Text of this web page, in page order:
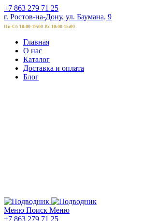
+7 863 279 71 25
г. Ростов-на-Дону, ул. Баумана, 9
Пн-Сб 10:00-19:00 Вс 10:00-15:00
Главная
О нас
Каталог
Доставка и оплата
Блог
Меню Поиск Меню
+7 863 279 71 25